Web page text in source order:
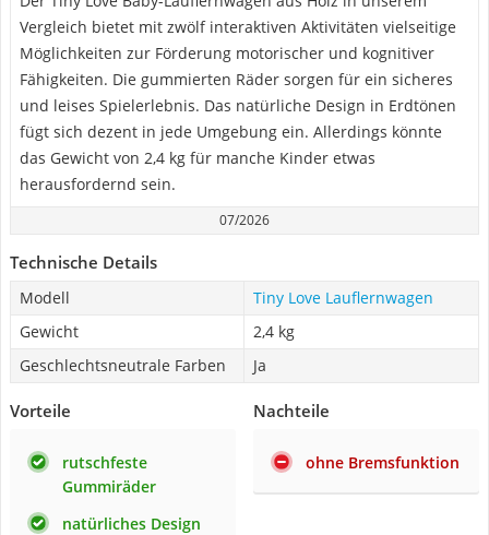
Vergleich bietet mit zwölf interaktiven Aktivitäten vielseitige
Möglichkeiten zur Förderung motorischer und kognitiver
Fähigkeiten. Die gummierten Räder sorgen für ein sicheres
und leises Spielerlebnis. Das natürliche Design in Erdtönen
fügt sich dezent in jede Umgebung ein. Allerdings könnte
das Gewicht von 2,4 kg für manche Kinder etwas
herausfordernd sein.
07/2026
Technische Details
Modell
Tiny Love Lauflernwagen
Gewicht
2,4 kg
Geschlechtsneutrale Farben
Ja
Vorteile
rutschfeste
Gummiräder
natürliches Design
Nachteile
ohne Bremsfunktion